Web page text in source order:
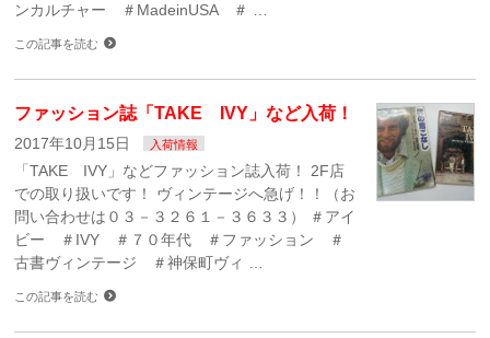
ンカルチャー ＃MadeinUSA ＃ …
この記事を読む
ファッション誌「TAKE IVY」など入荷！
2017年10月15日 入荷情報
「TAKE IVY」などファッション誌入荷！ 2F店
での取り扱いです！ ヴィンテージへ急げ！！（お
問い合わせは０３－３２６１－３６３３） ＃アイ
ビー ＃IVY ＃７０年代 ＃ファッション ＃
古書ヴィンテージ ＃神保町ヴィ …
この記事を読む